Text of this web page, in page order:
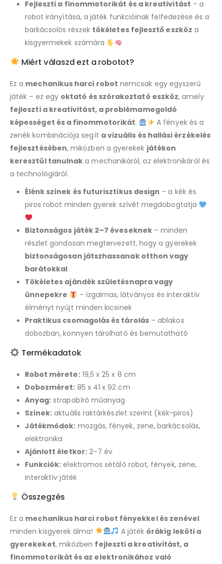
Fejleszti a finommotorikát és a kreativitást – a
robot irányítása, a játék funkcióinak felfedezése és a
barkácsolós részek tökéletes fejlesztő eszköz a
kisgyermekek számára
Miért válaszd ezt a robotot?
Ez a mechanikus harci robot nemcsak egy egyszerű
játék – ez egy oktató és szórakoztató eszköz, amely
fejleszti a kreativitást, a problémamegoldó
képességet és a finommotorikát.
A fények és a
zenék kombinációja segít a vizuális és hallási érzékelés
fejlesztésében, miközben a gyerekek játékon
keresztül tanulnak a mechanikáról, az elektronikáról és
a technológiáról.
Élénk színek és futurisztikus design – a kék és
piros robot minden gyerek szívét megdobogtatja
Biztonságos játék 2–7 éveseknek– minden
részlet gondosan megtervezett, hogy a gyerekek
biztonságosan játszhassanak otthon vagy
barátokkal
Tökéletes ajándék születésnapra vagy
ünnepekre
– izgalmas, látványos és interaktív
élményt nyújt minden kicsinek
Praktikus csomagolás és tárolás– ablakos
dobozban, könnyen tárolható és bemutatható
Termékadatok
Robot mérete:19,5 x 25 x 8 cm
Dobozméret: 85 x 41 x 92 cm
Anyag: strapabíró műanyag
Színek: aktuális raktárkészlet szerint (kék-piros)
Játékmódok: mozgás, fények, zene, barkácsolás,
elektronika
Ajánlott életkor:2–7 év
Funkciók: elektromos sétáló robot, fények, zene,
interaktív játék
Összegzés
Ez a mechanikus harci robot fényekkel és zenével
minden kisgyerek álma!
A játék órákig leköti a
gyerekeket, miközben fejleszti a kreativitást, a
finommotorikát és az elektronikához való